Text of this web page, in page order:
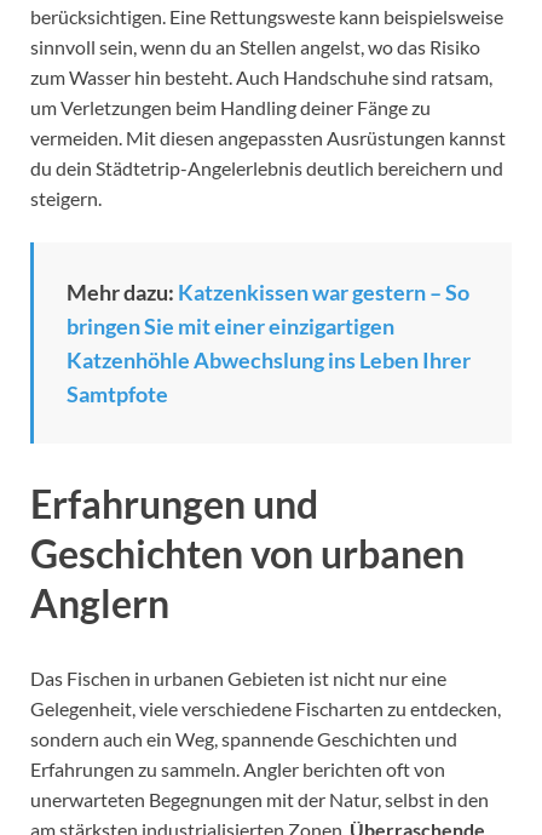
berücksichtigen. Eine Rettungsweste kann beispielsweise
sinnvoll sein, wenn du an Stellen angelst, wo das Risiko
zum Wasser hin besteht. Auch Handschuhe sind ratsam,
um Verletzungen beim Handling deiner Fänge zu
vermeiden. Mit diesen angepassten Ausrüstungen kannst
du dein Städtetrip-Angelerlebnis deutlich bereichern und
steigern.
Mehr dazu: Katzenkissen war gestern – So
bringen Sie mit einer einzigartigen
Katzenhöhle Abwechslung ins Leben Ihrer
Samtpfote
Erfahrungen und
Geschichten von urbanen
Anglern
Das Fischen in urbanen Gebieten ist nicht nur eine
Gelegenheit, viele verschiedene Fischarten zu entdecken,
sondern auch ein Weg, spannende Geschichten und
Erfahrungen zu sammeln. Angler berichten oft von
unerwarteten Begegnungen mit der Natur, selbst in den
am stärksten industrialisierten Zonen. Überraschende